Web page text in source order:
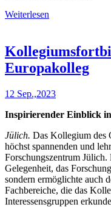
Weiterlesen
Europakolleg
12 Sep.,2023
Inspirierender Einblick
Jülich. Das Kollegium des
höchst spannenden und
Forschungszentrum
Gelegenheit, das
sondern ermöglichte auch
Fachbereiche, die das
Interessensgruppen